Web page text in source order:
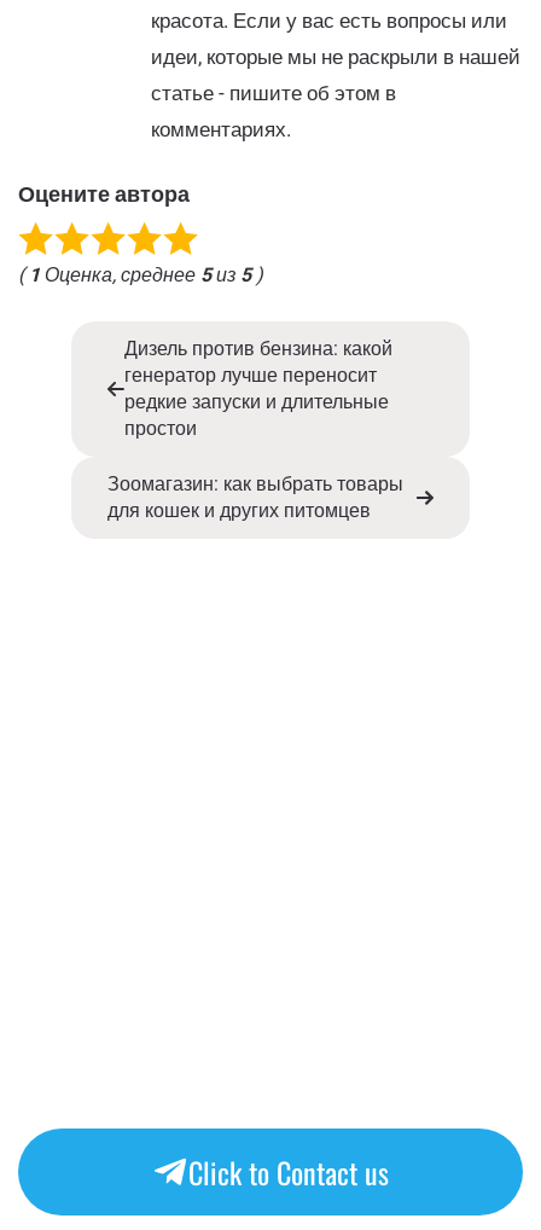
красота. Если у вас есть вопросы или
идеи, которые мы не раскрыли в нашей
статье - пишите об этом в
комментариях.
Оцените автора
( 1 Оценка, среднее 5из 5)
Дизель против бензина: какой
генератор лучше переносит
редкие запуски и длительные
простои
Зоомагазин: как выбрать товары
для кошек и других питомцев
Click to Contact us